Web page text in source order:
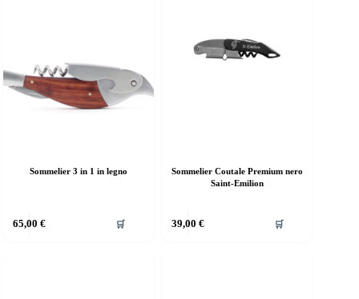
Sommelier 3 in 1 in legno
65,00 € 🛒
Sommelier Coutale Premium nero
Saint-Emilion
39,00 € 🛒